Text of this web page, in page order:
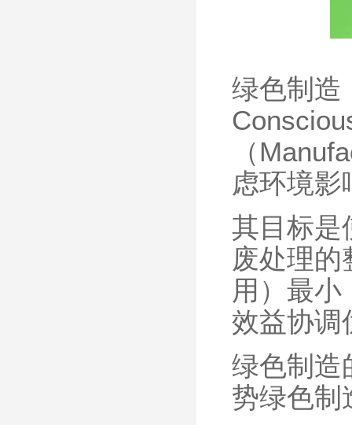
绿色制造
（
虑环境影
其目标是
废处理
用）最
效益协调
绿色制造
势绿色制